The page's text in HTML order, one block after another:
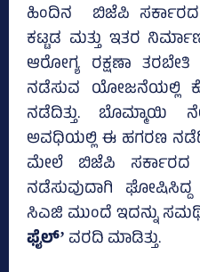
ಹಿಂದಿನ ಬಿಜೆಪಿ
ಕಟ್ಟಡ ಮತ್ತು ಇತರ
ಆರೋಗ್ಯ ರಕ್ಷಣಾ
ನಡೆಸುವ ಯೋಜನೆಯಲ್ಲಿ
ನಡೆದಿತ್ತು. ಬೊಮ್ಮಾಯಿ
ಅವಧಿಯಲ್ಲಿ ಈ ಹಗರಣ
ಮೇಲೆ ಬಿಜೆಪಿ ಸರ್ಕಾರದ
ನಡೆಸುವುದಾಗಿ
ಸಿಎಜಿ ಮುಂದೆ ಇದನ್ನು
ಫೈಲ್‌ʼ ವರದಿ ಮಾಡಿತ್ತು.